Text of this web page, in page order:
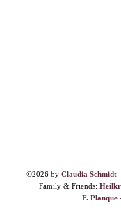
©2026 by Claudia Schmidt
Family & Friends:
F. Planque